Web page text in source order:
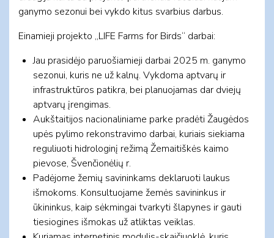
ganymo sezonui bei vykdo kitus svarbius darbus.
Einamieji projekto „LIFE Farms for Birds“ darbai:
Jau prasidėjo paruošiamieji darbai 2025 m. ganymo
sezonui, kuris ne už kalnų. Vykdoma aptvarų ir
infrastruktūros patikra, bei planuojamas dar dviejų
aptvarų įrengimas.
Aukštaitijos nacionaliniame parke pradėti Žaugėdos
upės pylimo rekonstravimo darbai, kuriais siekiama
reguliuoti hidrologinį režimą Žemaitiškės kaimo
pievose, Švenčionėlių r.
Padėjome žemių savininkams deklaruoti laukus
išmokoms. Konsultuojame žemės savininkus ir
ūkininkus, kaip sėkmingai tvarkyti šlapynes ir gauti
tiesiogines išmokas už atliktas veiklas.